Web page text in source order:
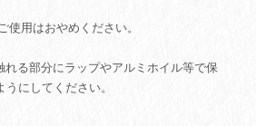
用はおやめください。
る部分にラップやアルミホイル等で保
にしてください。